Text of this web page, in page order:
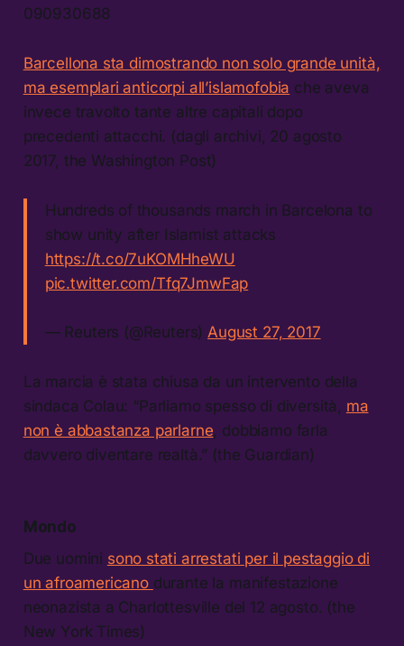
090930688
Barcellona sta dimostrando non solo grande unità,
ma esemplari anticorpi all’islamofobia che aveva
invece travolto tante altre capitali dopo
precedenti attacchi. (dagli archivi, 20 agosto
2017, the Washington Post)
Hundreds of thousands march in Barcelona to
show unity after Islamist attacks
https://t.co/7uKOMHheWU
pic.twitter.com/Tfq7JmwFap
— Reuters (@Reuters)August 27, 2017
La marcia è stata chiusa da un intervento della
sindaca Colau: “Parliamo spesso di diversità, ma
non è abbastanza parlarne, dobbiamo farla
davvero diventare realtà.” (the Guardian)
Mondo
Due uomini sono stati arrestati per il pestaggio di
un afroamericano durante la manifestazione
neonazista a Charlottesville del 12 agosto. (the
New York Times)